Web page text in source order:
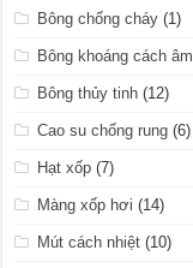
Bông chống cháy (1)
Bông khoáng cách âm
Bông thủy tinh (12)
Cao su chống rung (6)
Hạt xốp (7)
Màng xốp hơi (14)
Mút cách nhiệt (10)